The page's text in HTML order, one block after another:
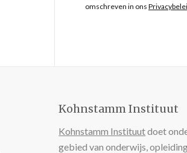
omschreven in ons
Kohnstamm Instituut
Kohnstamm Instituutdoet
gebied van onderwijs,